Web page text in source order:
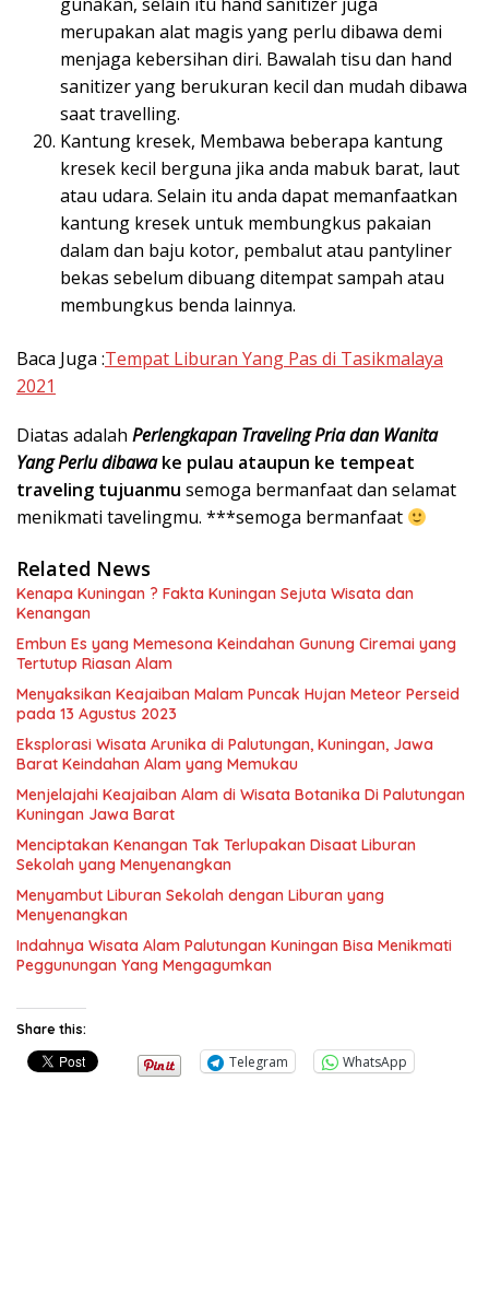
merupakan alat magis yang perlu dibawa demi
menjaga kebersihan diri. Bawalah tisu dan hand
sanitizer yang berukuran kecil dan mudah dibawa
saat travelling.
Kantung kresek, Membawa beberapa kantung
kresek kecil berguna jika anda mabuk barat, laut
atau udara. Selain itu anda dapat memanfaatkan
kantung kresek untuk membungkus pakaian
dalam dan baju kotor, pembalut atau pantyliner
bekas sebelum dibuang ditempat sampah atau
membungkus benda lainnya.
Baca Juga :Tempat Liburan Yang Pas di Tasikmalaya
2021
Diatas adalah Perlengkapan Traveling Pria dan Wanita
Yang Perlu dibawake pulau ataupun ke tempeat
traveling tujuanmu semoga bermanfaat dan selamat
menikmati tavelingmu. ***semoga bermanfaat
Related News
Kenapa Kuningan ? Fakta Kuningan Sejuta Wisata dan
Kenangan
Embun Es yang Memesona Keindahan Gunung Ciremai yang
Tertutup Riasan Alam
Menyaksikan Keajaiban Malam Puncak Hujan Meteor Perseid
pada 13 Agustus 2023
Eksplorasi Wisata Arunika di Palutungan, Kuningan, Jawa
Barat Keindahan Alam yang Memukau
Menjelajahi Keajaiban Alam di Wisata Botanika Di Palutungan
Kuningan Jawa Barat
Menciptakan Kenangan Tak Terlupakan Disaat Liburan
Sekolah yang Menyenangkan
Menyambut Liburan Sekolah dengan Liburan yang
Menyenangkan
Indahnya Wisata Alam Palutungan Kuningan Bisa Menikmati
Peggunungan Yang Mengagumkan
Share this:
Telegram WhatsApp